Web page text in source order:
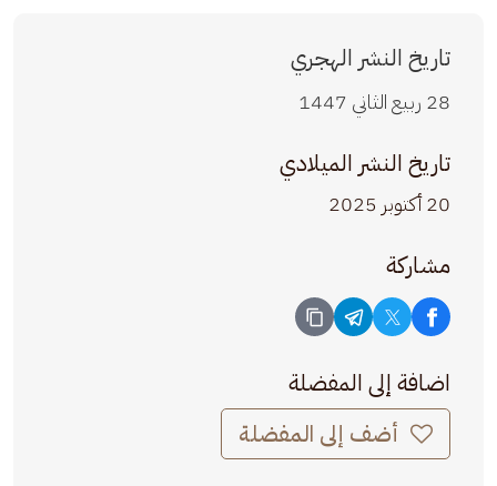
تاريخ النشر الهجري
28 ربيع الثاني 1447
تاريخ النشر الميلادي
20 أكتوبر 2025
مشاركة
اضافة إلى المفضلة
أضف إلى المفضلة